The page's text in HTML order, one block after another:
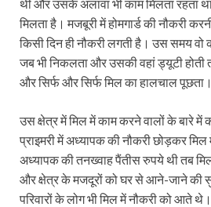
थी और उसके अलावा भी काम मिलता रहता
मिलता है। मजबूरी में होमगार्ड की नौकरी
किसी दिन ही नौकरी लगती है। उस समय
जब भी निकलता और उसकी वहां ड्यूटी होती
और सिर्फ और सिर्फ मिल का हालचाल पूछता।
उस क्षेत्र में मिल में काम करने वालों के बारे में
प्राइमरी में अध्यापक की नौकरी छोड़कर
अध्यापक की तनख्वाह पैंतीस रुपये थी तब
और क्षेत्र के मजदूरों को घर से आने-जाने की
परिवारों के लोग भी मिल में नौकरी को आते